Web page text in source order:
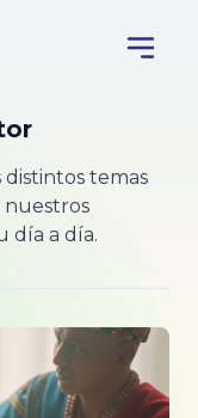
temas
nuestros
día a día.